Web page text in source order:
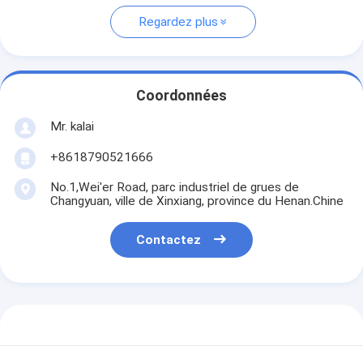
Regardez plus
Coordonnées
Mr. kalai
+8618790521666
No.1,Wei'er Road, parc industriel de grues de
Changyuan, ville de Xinxiang, province du Henan.Chine
Contactez